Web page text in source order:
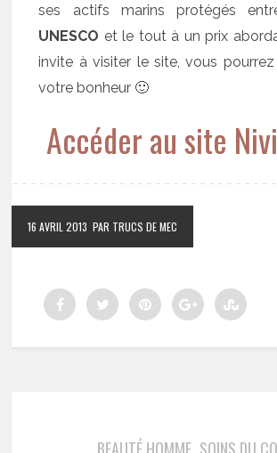
ses actifs marins protégés
UNESCO et le tout à un prix
invite à visiter le site, vous
votre bonheur 🙂
Accéder au site
16 AVRIL 2013 PAR TRUCS DE MEC
BEAUTÉ HOMME SOINS DU